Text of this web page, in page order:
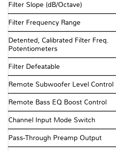
Filter Slope (dB/Octave)
Filter Frequency Range
Detented, Calibrated Filter Freq.
Potentiometers
Filter Defeatable
Remote Subwoofer Level Control
Remote Bass EQ Boost Control
Channel Input Mode Switch
Pass-Through Preamp Output